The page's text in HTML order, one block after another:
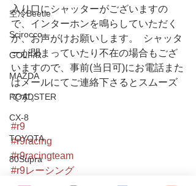
空冷Beetle
Scirocco
GOLF/R
MAZDA
ROADSTER
CX-8
TOYOTA
80Supra
入り口にシャッターがございますの
で、インターホンを鳴らしていただく
か、お声がけお願いします。  シャッタ
ーが閉まっていたり不在の場合もござ
いますので、事前(当日可)にお電話また
はメールにてご連絡下さるとスムーズ
です。
#r9
#r9racing
#r9racingteam
#r9レーシング